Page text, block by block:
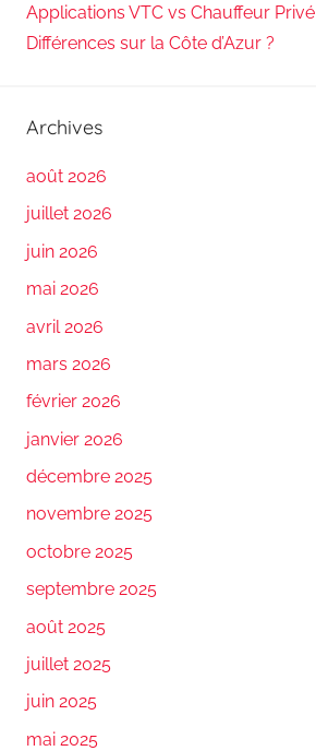
Applications VTC vs Chauffeur
Différences sur la Côte d’Azur ?
Archives
août 2026
juillet 2026
juin 2026
mai 2026
avril 2026
mars 2026
février 2026
janvier 2026
décembre 2025
novembre 2025
octobre 2025
septembre 2025
août 2025
juillet 2025
juin 2025
mai 2025